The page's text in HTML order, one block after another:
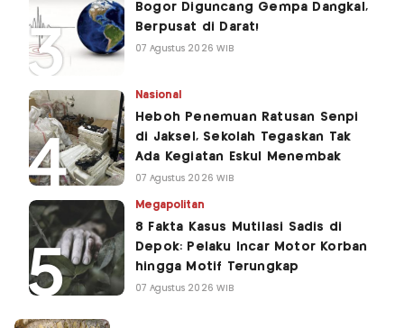
Bogor Diguncang Gempa Dangkal,
Berpusat di Darat!
07 Agustus 2026 WIB
Nasional
Heboh Penemuan Ratusan Senpi
di Jaksel, Sekolah Tegaskan Tak
Ada Kegiatan Eskul Menembak
07 Agustus 2026 WIB
Megapolitan
8 Fakta Kasus Mutilasi Sadis di
Depok: Pelaku Incar Motor Korban
hingga Motif Terungkap
07 Agustus 2026 WIB